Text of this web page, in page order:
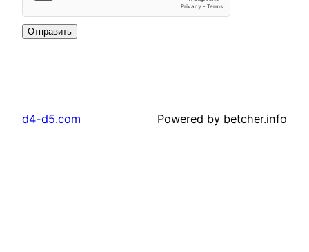
Отправить
d4-d5.com Powered by betcher.info